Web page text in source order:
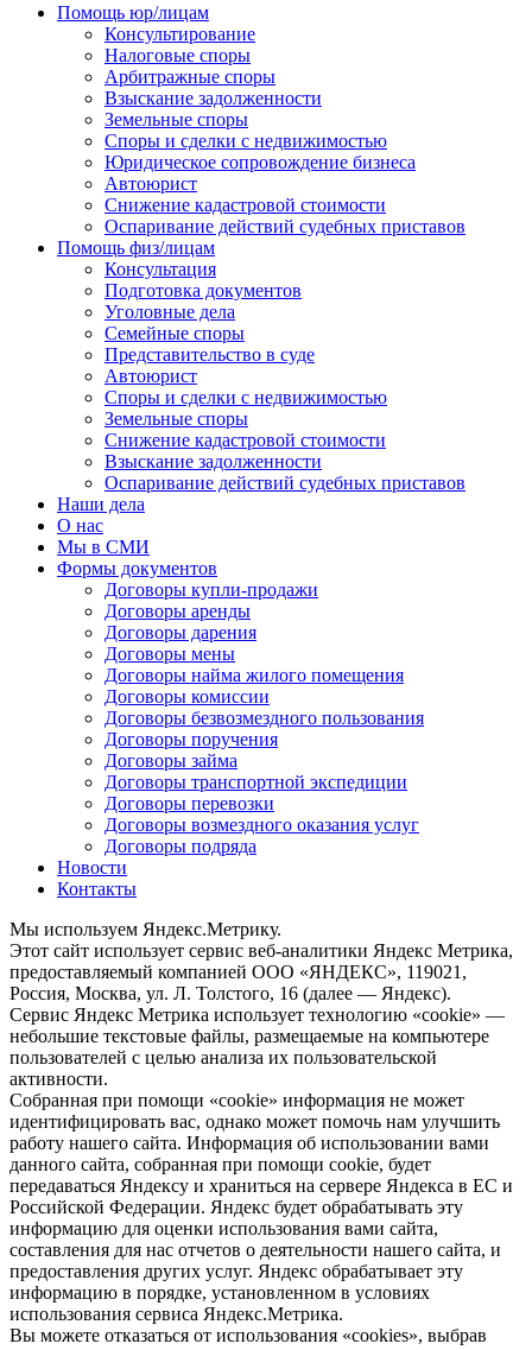
Помощь юр/лицам
Консультирование
Налоговые споры
Арбитражные споры
Взыскание задолженности
Земельные споры
Споры и сделки с недвижимостью
Юридическое сопровождение бизнеса
Автоюрист
Снижение кадастровой стоимости
Оспаривание действий судебных приставов
Помощь физ/лицам
Консультация
Подготовка документов
Уголовные дела
Семейные споры
Представительство в суде
Автоюрист
Споры и сделки с недвижимостью
Земельные споры
Снижение кадастровой стоимости
Взыскание задолженности
Оспаривание действий судебных приставов
Наши дела
О нас
Мы в СМИ
Формы документов
Договоры купли-продажи
Договоры аренды
Договоры дарения
Договоры мены
Договоры найма жилого помещения
Договоры комиссии
Договоры безвозмездного пользования
Договоры поручения
Договоры займа
Договоры транспортной экспедиции
Договоры перевозки
Договоры возмездного оказания услуг
Договоры подряда
Новости
Контакты
Мы используем Яндекс.Метрику.
Этот сайт использует сервис веб-аналитики Яндекс Метрика,
предоставляемый компанией ООО «ЯНДЕКС», 119021,
Россия, Москва, ул. Л. Толстого, 16 (далее — Яндекс).
Сервис Яндекс Метрика использует технологию «cookie» —
небольшие текстовые файлы, размещаемые на компьютере
пользователей с целью анализа их пользовательской
активности.
Собранная при помощи «cookie» информация не может
идентифицировать вас, однако может помочь нам улучшить
работу нашего сайта. Информация об использовании вами
данного сайта, собранная при помощи cookie, будет
передаваться Яндексу и храниться на сервере Яндекса в ЕС и
Российской Федерации. Яндекс будет обрабатывать эту
информацию для оценки использования вами сайта,
составления для нас отчетов о деятельности нашего сайта, и
предоставления других услуг. Яндекс обрабатывает эту
информацию в порядке, установленном в условиях
использования сервиса Яндекс.Метрика.
Вы можете отказаться от использования «cookies», выбрав